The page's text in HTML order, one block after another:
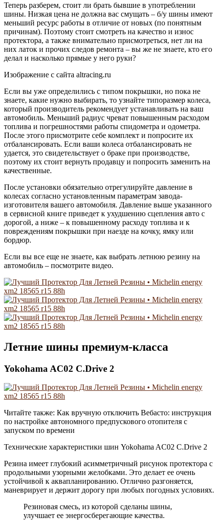
Теперь разберем, стоит ли брать бывшие в употреблении
шины. Низкая цена не должна вас смущать – б/у шины имеют
меньший ресурс работы в отличие от новых (по понятным
причинам). Поэтому стоит смотреть на качество и износ
протектора, а также внимательно присмотреться, нет ли на
них латок и прочих следов ремонта – вы же не знаете, кто его
делал и насколько прямые у него руки?
Изображение с сайта altracing.ru
Если вы уже определились с типом покрышки, но пока не
знаете, какие нужно выбирать, то узнайте типоразмер колеса,
который производитель рекомендует устанавливать на ваш
автомобиль. Меньший радиус чреват повышенным расходом
топлива и погрешностями работы спидометра и одометра.
После этого присмотрите себе комплект и попросите их
отбалансировать. Если ваши колеса отбалансировать не
удается, это свидетельствует о браке при производстве,
поэтому их стоит вернуть продавцу и попросить заменить на
качественные.
После установки обязательно отрегулируйте давление в
колесах согласно установленным параметрам завода-
изготовителя вашего автомобиля. Давление выше указанного
в сервисной книге приведет к ухудшению сцепления авто с
дорогой, а ниже – к повышенному расходу топлива и к
повреждениям покрышки при наезде на кочку, ямку или
бордюр.
Если вы все еще не знаете, как выбрать летнюю резину на
автомобиль – посмотрите видео.
Летние шины премиум-класса
Yokohama AC02 C.Drive 2
Читайте также: Как вручную отключить Вебасто: инструкция
по настройке автономного предпускового отопителя с
запуском по времени
Технические характеристики шин Yokohama AC02 C.Drive 2
Резина имеет глубокий асимметричный рисунок протектора с
продольными узорными желобками. Это делает ее очень
устойчивой к аквапланированию. Отлично разгоняется,
маневрирует и держит дорогу при любых погодных условиях.
Резиновая смесь, из которой сделаны шины,
улучшает ее энергосберегающие качества.